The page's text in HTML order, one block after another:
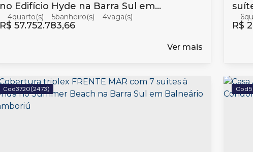
no Edifício Hyde na Barra Sul em
Balneário Camboriú
R$ 57.752.783,66
4 5banheiro(s) 4
Ver mais
R$
6
3720(2473)